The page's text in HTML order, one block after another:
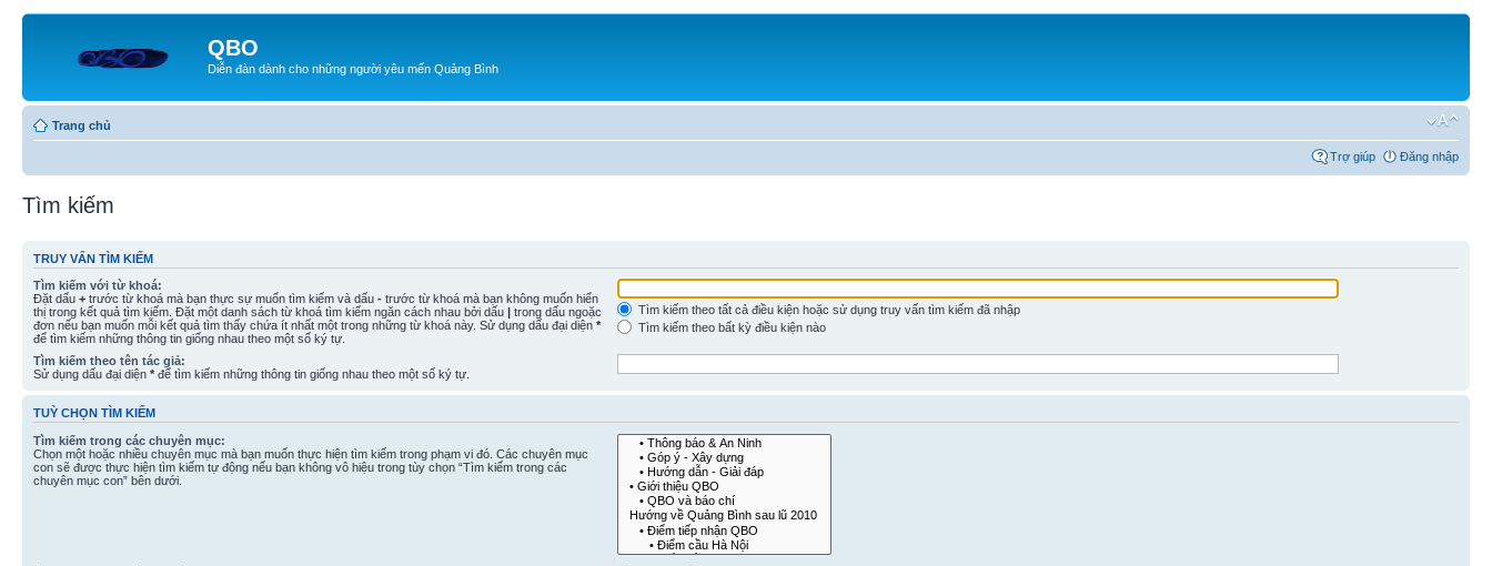
QBO
Diễn đàn dành cho những người yêu mến Quảng Bình
Trang chủ
Trợ giúp Đăng nhập
Tìm kiếm
TRUY VẤN TÌM KIẾM
Tìm kiếm với từ khoá:
Đặt dấu + trước từ khoá mà bạn thực sự muốn tìm kiếm và dấu - trước từ khoá mà bạn không muốn hiển
thị trong kết quả tìm kiếm. Đặt một danh sách từ khoá tìm kiếm ngăn cách nhau bởi dấu | trong dấu ngoặc
đơn nếu bạn muốn mỗi kết quả tìm thấy chứa ít nhất một trong những từ khoá này. Sử dụng dấu đại diện *
để tìm kiếm những thông tin giống nhau theo một số ký tự.
Tìm kiếm theo tất cả điều kiện hoặc sử dụng truy vấn tìm kiếm đã nhập
Tìm kiếm theo bất kỳ điều kiện nào
Tìm kiếm theo tên tác giả:
Sử dụng dấu đại diện * để tìm kiếm những thông tin giống nhau theo một số ký tự.
TUỲ CHỌN TÌM KIẾM
Tìm kiếm trong các chuyên mục:
Chọn một hoặc nhiều chuyên mục mà bạn muốn thực hiện tìm kiếm trong phạm vi đó. Các chuyên mục
con sẽ được thực hiện tìm kiếm tự động nếu bạn không vô hiệu trong tùy chọn “Tìm kiếm trong các
chuyên mục con” bên dưới.